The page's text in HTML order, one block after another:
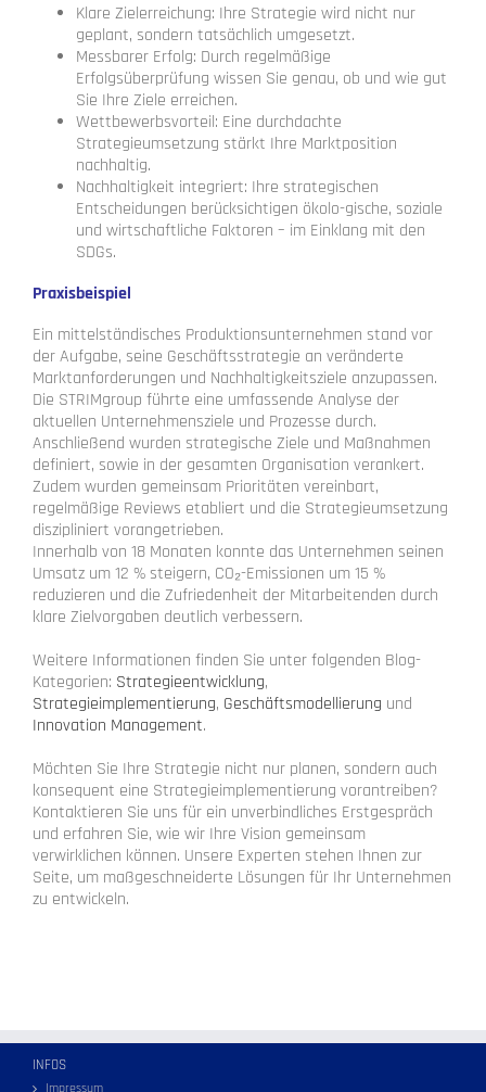
Klare Zielerreichung: Ihre Strategie wird nicht nur
geplant, sondern tatsächlich umgesetzt.
Messbarer Erfolg: Durch regelmäßige
Erfolgsüberprüfung wissen Sie genau, ob und wie gut
Sie Ihre Ziele erreichen.
Wettbewerbsvorteil: Eine durchdachte
Strategieumsetzung stärkt Ihre Marktposition
nachhaltig.
Nachhaltigkeit integriert: Ihre strategischen
Entscheidungen berücksichtigen ökolo-gische, soziale
und wirtschaftliche Faktoren – im Einklang mit den
SDGs.
Praxisbeispiel
Ein mittelständisches Produktionsunternehmen stand vor
der Aufgabe, seine Geschäftsstrategie an veränderte
Marktanforderungen und Nachhaltigkeitsziele anzupassen.
Die STRIMgroup führte eine umfassende Analyse der
aktuellen Unternehmensziele und Prozesse durch.
Anschließend wurden strategische Ziele und Maßnahmen
definiert, sowie in der gesamten Organisation verankert.
Zudem wurden gemeinsam Prioritäten vereinbart,
regelmäßige Reviews etabliert und die Strategieumsetzung
diszipliniert vorangetrieben.
Innerhalb von 18 Monaten konnte das Unternehmen seinen
Umsatz um 12 % steigern, CO₂-Emissionen um 15 %
reduzieren und die Zufriedenheit der Mitarbeitenden durch
klare Zielvorgaben deutlich verbessern.
Weitere Informationen finden Sie unter folgenden Blog-
Kategorien: Strategieentwicklung,
Strategieimplementierung, Geschäftsmodellierung und
Innovation Management.
Möchten Sie Ihre Strategie nicht nur planen, sondern auch
konsequent eine Strategieimplementierung vorantreiben?
Kontaktieren Sie uns für ein unverbindliches Erstgespräch
und erfahren Sie, wie wir Ihre Vision gemeinsam
verwirklichen können. Unsere Experten stehen Ihnen zur
Seite, um maßgeschneiderte Lösungen für Ihr Unternehmen
zu entwickeln.
INFOS
Impressum